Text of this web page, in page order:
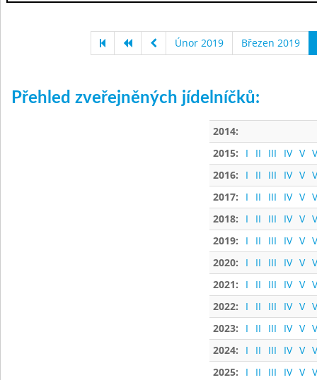
Únor 2019 Březen 2019
Přehled zveřejněných jídelníčků:
2014:
2015:
I II III IV V
2016:
I II III IV V
2017:
I II III IV V
2018:
I II III IV V
2019:
I II III IV V
2020:
I II III IV V
2021:
I II III IV V
2022:
I II III IV V
2023:
I II III IV V
2024:
I II III IV V
2025:
I II III IV V